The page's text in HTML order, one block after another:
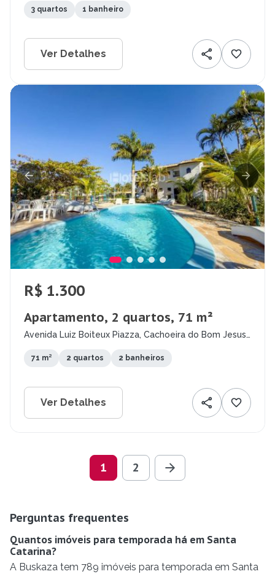
3 quartos 1 banheiro
Ver Detalhes
R$ 1.300
Apartamento, 2 quartos, 71 m²
Avenida Luiz Boiteux Piazza, Cachoeira do Bom Jesus,
71 m² 2 quartos 2 banheiros
Ver Detalhes
1 2
Perguntas frequentes
Quantos imóveis para temporada há em Santa
Catarina?
A Buskaza tem 789 imóveis para temporada em Santa